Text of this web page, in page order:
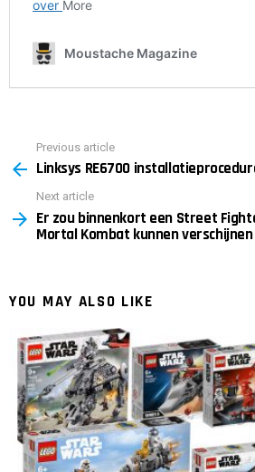
more
Previous article
Linksys RE6700
Next article
Er zou binnenkort een Street
Mortal Kombat kunnen verschijnen
YOU MAY ALSO LIKE